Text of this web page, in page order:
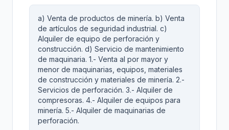
a) Venta de productos de minería. b) Venta
de artículos de seguridad industrial. c)
Alquiler de equipo de perforación y
construcción. d) Servicio de mantenimiento
de maquinaria. 1.- Venta al por mayor y
menor de maquinarias, equipos, materiales
de construcción y materiales de minería. 2.-
Servicios de perforación. 3.- Alquiler de
compresoras. 4.- Alquiler de equipos para
minería. 5.- Alquiler de maquinarias de
perforación.